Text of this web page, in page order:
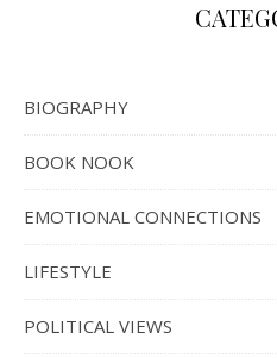
BIOGRAPHY
BOOK NOOK
EMOTIONAL CONNECTIONS
LIFESTYLE
POLITICAL VIEWS